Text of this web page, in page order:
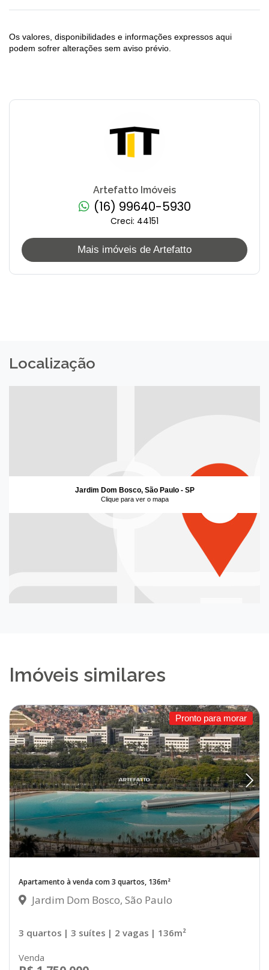
Os valores, disponibilidades e informações expressos aqui
podem sofrer alterações sem aviso prévio.
Artefatto Imóveis
(16) 99640-5930
Creci: 44151
Mais imóveis de Artefatto
Localização
Jardim Dom Bosco, São Paulo - SP
Clique para ver o mapa
Imóveis similares
Pronto para morar
Apartamento à venda com 3 quartos, 136m²
Jardim Dom Bosco, São Paulo
3 quartos | 3 suítes | 2 vagas | 136m²
Venda